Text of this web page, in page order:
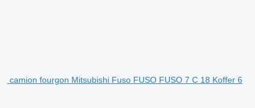
camion fourgon Mitsubishi Fuso FUSO FUSO 7 C 18 Koffer 6